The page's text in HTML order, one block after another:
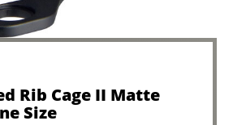
Rib Cage II Matte
Size